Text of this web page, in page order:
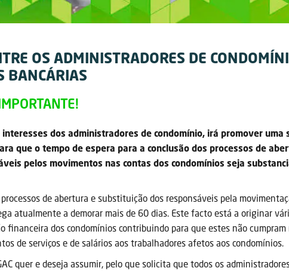
OS ADMINISTRADORES DE
BANCÁRIAS
interesses dos administradores de condomínio, irá promover uma
que o tempo de espera para a conclusão dos processos de
pelos movimentos nas contas dos condomínios seja
de abertura e substituição dos responsáveis pela
atualmente a demorar mais de 60 dias. Este facto está a originar
financeira dos condomínios contribuindo para que estes não cumpram
de serviços e de salários aos trabalhadores afetos aos condomínios.
quer e deseja assumir, pelo que solicita que todos os